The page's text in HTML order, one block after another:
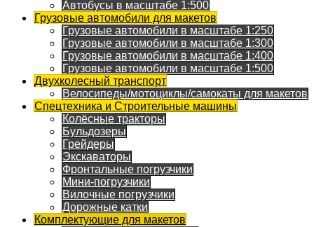
Автобусы в масштабе 1:500
Грузовые автомобили для макетов
Грузовые автомобили в масштабе 1:250
Грузовые автомобили в масштабе 1:300
Грузовые автомобили в масштабе 1:400
Грузовые автомобили в масштабе 1:500
Двухколесный транспорт
Велосипеды/мотоциклы/самокаты для макетов
Спецтехника и Строительные машины
Колёсные тракторы
Бульдозеры
Грейдеры
Экскаваторы
Фронтальные погрузчики
Мини-погрузчики
Вилочные погрузчики
Дорожные катки
Комплектующие для макетов